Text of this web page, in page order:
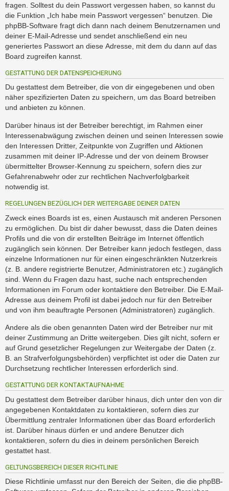
fragen. Solltest du dein Passwort vergessen haben, so kannst du
die Funktion „Ich habe mein Passwort vergessen“ benutzen. Die
phpBB-Software fragt dich dann nach deinem Benutzernamen und
deiner E-Mail-Adresse und sendet anschließend ein neu
generiertes Passwort an diese Adresse, mit dem du dann auf das
Board zugreifen kannst.
GESTATTUNG DER DATENSPEICHERUNG
Du gestattest dem Betreiber, die von dir eingegebenen und oben
näher spezifizierten Daten zu speichern, um das Board betreiben
und anbieten zu können.
Darüber hinaus ist der Betreiber berechtigt, im Rahmen einer
Interessenabwägung zwischen deinen und seinen Interessen sowie
den Interessen Dritter, Zeitpunkte von Zugriffen und Aktionen
zusammen mit deiner IP-Adresse und der von deinem Browser
übermittelter Browser-Kennung zu speichern, sofern dies zur
Gefahrenabwehr oder zur rechtlichen Nachverfolgbarkeit
notwendig ist.
REGELUNGEN BEZÜGLICH DER WEITERGABE DEINER DATEN
Zweck eines Boards ist es, einen Austausch mit anderen Personen
zu ermöglichen. Du bist dir daher bewusst, dass die Daten deines
Profils und die von dir erstellten Beiträge im Internet öffentlich
zugänglich sein können. Der Betreiber kann jedoch festlegen, dass
einzelne Informationen nur für einen eingeschränkten Nutzerkreis
(z. B. andere registrierte Benutzer, Administratoren etc.) zugänglich
sind. Wenn du Fragen dazu hast, suche nach entsprechenden
Informationen im Forum oder kontaktiere den Betreiber. Die E-Mail-
Adresse aus deinem Profil ist dabei jedoch nur für den Betreiber
und von ihm beauftragte Personen (Administratoren) zugänglich.
Andere als die oben genannten Daten wird der Betreiber nur mit
deiner Zustimmung an Dritte weitergeben. Dies gilt nicht, sofern er
auf Grund gesetzlicher Regelungen zur Weitergabe der Daten (z.
B. an Strafverfolgungsbehörden) verpflichtet ist oder die Daten zur
Durchsetzung rechtlicher Interessen erforderlich sind.
GESTATTUNG DER KONTAKTAUFNAHME
Du gestattest dem Betreiber darüber hinaus, dich unter den von dir
angegebenen Kontaktdaten zu kontaktieren, sofern dies zur
Übermittlung zentraler Informationen über das Board erforderlich
ist. Darüber hinaus dürfen er und andere Benutzer dich
kontaktieren, sofern du dies in deinem persönlichen Bereich
gestattet hast.
GELTUNGSBEREICH DIESER RICHTLINIE
Diese Richtlinie umfasst nur den Bereich der Seiten, die die phpBB-